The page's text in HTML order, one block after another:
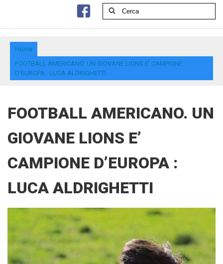
Home
FOOTBALL AMERICANO. UN GIOVANE LIONS E’ CAMPIONE
D’EUROPA : LUCA ALDRIGHETTI
FOOTBALL AMERICANO. UN
GIOVANE LIONS E’
CAMPIONE D’EUROPA :
LUCA ALDRIGHETTI